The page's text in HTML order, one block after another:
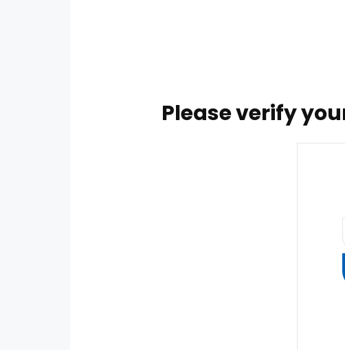
Please verify